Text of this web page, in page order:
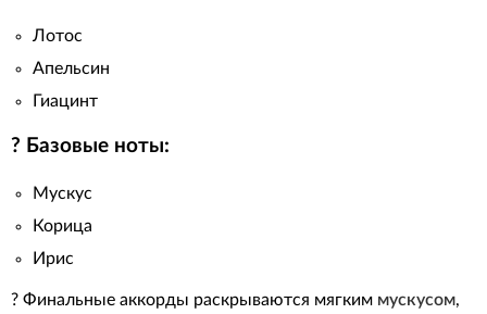
Лотос
Апельсин
Гиацинт
? Базовые ноты:
Мускус
Корица
Ирис
? Финальные аккорды раскрываются мягким мускусом,